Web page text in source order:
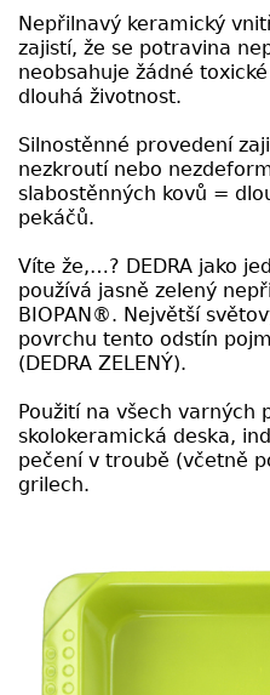
Nepřilnavý keramický
zajistí, že se potravina
neobsahuje žádné
dlouhá životnost.
Silnostěnné provedení
nezkroutí nebo
slabostěnných kovů =
pekáčů.
Víte že,…? DEDRA jako
používá jasně zelený
BIOPAN®. Největší
povrchu tento odstín
(DEDRA ZELENÝ).
Použití na všech varných
skolokeramická deska,
pečení v troubě (včetně
grilech.